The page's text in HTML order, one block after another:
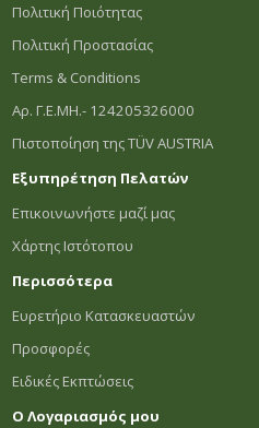
Πολιτική Ποιότητας
Πολιτική Προστασίας
Terms & Conditions
Αρ. Γ.Ε.ΜΗ.- 124205326000
Πιστοποίηση της TÜV AUSTRIA
Εξυπηρέτηση Πελατών
Επικοινωνήστε μαζί μας
Χάρτης Ιστότοπου
Περισσότερα
Ευρετήριο Κατασκευαστών
Προσφορές
Ειδικές Εκπτώσεις
Ο Λογαριασμός μου